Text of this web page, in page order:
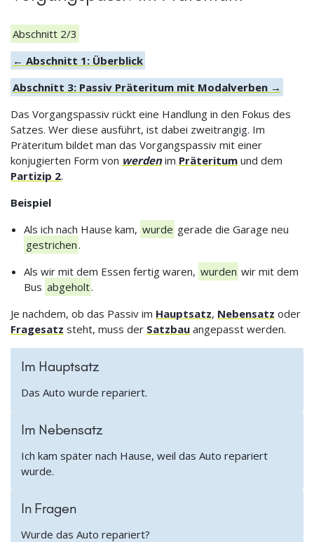
Abschnitt 2/3
← Abschnitt 1: Überblick
Abschnitt 3: Passiv Präteritum mit Modalverben →
Das Vorgangspassiv rückt eine Handlung in den Fokus des
Satzes. Wer diese ausführt, ist dabei zweitrangig. Im
Präteritum bildet man das Vorgangspassiv mit einer
konjugierten Form von werdenim Präteritum und dem
Partizip 2.
Beispiel
Als ich nach Hause kam, wurde gerade die Garage neu
gestrichen .
Als wir mit dem Essen fertig waren, wurden wir mit dem
Bus abgeholt.
Je nachdem, ob das Passiv im Hauptsatz, Nebensatz oder
Fragesatz steht, muss der Satzbau angepasst werden.
Im Hauptsatz
Das Auto wurde repariert.
Im Nebensatz
Ich kam später nach Hause, weil das Auto repariert
wurde.
In Fragen
Wurde das Auto repariert?